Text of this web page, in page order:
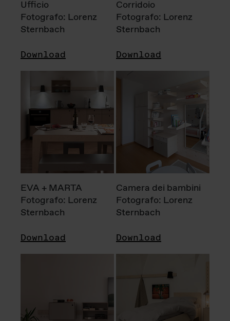
Ufficio
Fotografo: Lorenz
Sternbach
Download
Corridoio
Fotografo: Lorenz
Sternbach
Download
EVA + MARTA
Fotografo: Lorenz
Sternbach
Download
Camera dei bambini
Fotografo: Lorenz
Sternbach
Download